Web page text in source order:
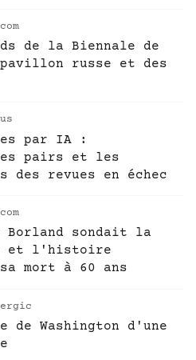
de la Biennale de
pavillon russe et des
par IA :
pairs et les
revues en échec
sondait la
et l'histoire
mort à 60 ans
Washington d'une